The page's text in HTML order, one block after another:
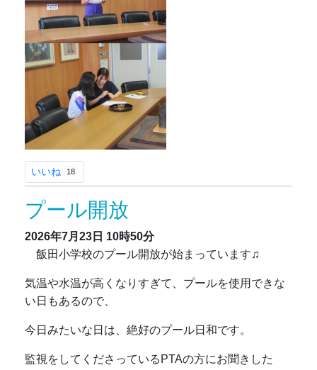
いいね 18
プール開放
2026年7月23日 10時50分
飯田小学校のプール開放が始まっています♫
気温や水温が高くなりすぎて、プールを使用できな
い日もあるので、
今日みたいな日は、絶好のプール日和です。
監視をしてくださっているPTAの方にお聞きした